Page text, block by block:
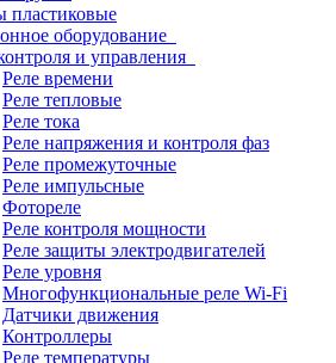
пластиковые
оборудование
и управления
Реле времени
Реле тепловые
Реле тока
Реле напряжения и контроля фаз
Реле промежуточные
Реле импульсные
Фотореле
Реле контроля мощности
Реле защиты электродвигателей
Реле уровня
Многофункциональные реле Wi-Fi
Датчики движения
Контроллеры
Реле температуры